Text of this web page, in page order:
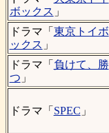
ボックス 」
ドラマ「 東京トイボ
ックス 」
ドラマ「 負けて、勝
つ 」
ドラマ「 SPEC 」